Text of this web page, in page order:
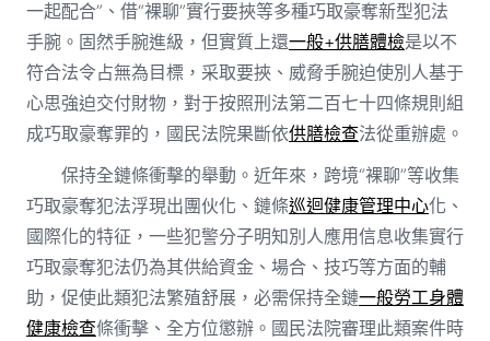
一起配合”、借“裸聊”實行要挾等多種巧取豪奪新型犯法
手腕。固然手腕進級，但實質上還一般+供膳體檢是以不
符合法令占無為目標，采取要挾、威脅手腕迫使別人基于
心思強迫交付財物，對于按照刑法第二百七十四條規則組
成巧取豪奪罪的，國民法院果斷依供膳檢查法從重辦處。
保持全鏈條衝擊的舉動。近年來，跨境“裸聊”等收集
巧取豪奪犯法浮現出團伙化、鏈條巡迴健康管理中心化、
國際化的特征，一些犯警分子明知別人應用信息收集實行
巧取豪奪犯法仍為其供給資金、場合、技巧等方面的輔
助，促使此類犯法繁殖舒展，必需保持全鏈一般勞工身體
健康檢查條衝擊、全方位懲辦。國民法院審理此類案件時